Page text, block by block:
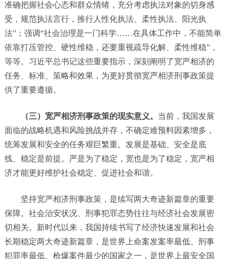
准确把握社会心态和群众情绪，充分考虑执法对象的切身感
受，规范执法言行，推行人性化执法、柔性执法、阳光执
法”；强调“社会治理是一门科学……在具体工作中，不能简单
依靠打压管控、硬性维稳，还要重视疏导化解、柔性维稳”，
等等。习近平总书记这些重要指示，深刻阐明了宽严相济的
任务、标准、策略和效果，为更好贯彻宽严相济刑事政策提
供了重要遵循。
（三）宽严相济刑事政策的现实意义。 当前，我国发展
面临的战略机遇和风险挑战并存，不确定难预料因素增多，
统筹发展和安全的任务艰巨繁重。发展是基础、安全是底
线、稳定是前提。严是为了稳定，宽也是为了稳定，宽严相
济才能更好维护社会稳定、促进社会和谐。
坚持宽严相济刑事政策，是续写两大奇迹新篇章的重要
保障。社会治安状况、刑事犯罪态势往往与经济社会发展密
切相关。新时代以来，我国持续书写了经济快速发展和社会
长期稳定两大奇迹新篇章，是世界上命案发案率最低、刑事
犯罪率最低、枪爆案件最少的国家之一，是世界上最安全国